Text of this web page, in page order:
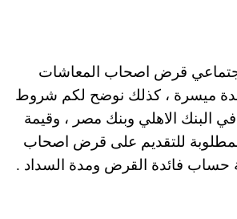
قرض اصحاب المعاشات
ميسرة ، كذلك نوضح لكم شروط
البنك الاهلي وبنك مصر ، وقيمة
للتقديم على قرض اصحاب
حساب فائدة القرض ومدة السداد .